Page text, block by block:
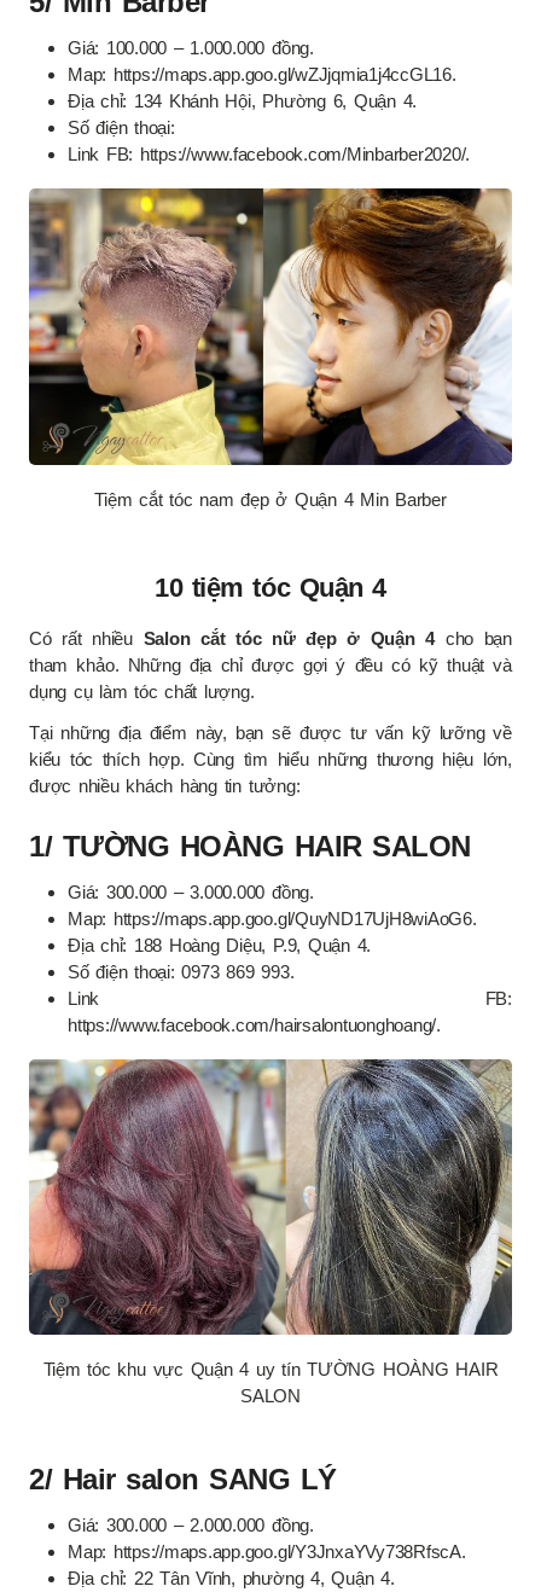
Giá: 100.000 – 1.000.000 đồng.
Map: https://maps.app.goo.gl/wZJjqmia1j4ccGL16.
Địa chỉ: 134 Khánh Hội, Phường 6, Quận 4.
Số điện thoại:
Link FB: https://www.facebook.com/Minbarber2020/.
Tiệm cắt tóc nam đẹp ở Quận 4 Min Barber
10 tiệm tóc Quận 4
Có rất nhiều Salon cắt tóc nữ đẹp ở Quận 4 cho bạn
tham khảo. Những địa chỉ được gợi ý đều có kỹ thuật và
dụng cụ làm tóc chất lượng.
Tại những địa điểm này, bạn sẽ được tư vấn kỹ lưỡng về
kiểu tóc thích hợp. Cùng tìm hiểu những thương hiệu lớn,
được nhiều khách hàng tin tưởng:
1/ TƯỜNG HOÀNG HAIR SALON
Giá: 300.000 – 3.000.000 đồng.
Map: https://maps.app.goo.gl/QuyND17UjH8wiAoG6.
Địa chỉ: 188 Hoàng Diệu, P.9, Quận 4.
Số điện thoại: 0973 869 993.
Link FB:
https://www.facebook.com/hairsalontuonghoang/.
Tiệm tóc khu vực Quận 4 uy tín TƯỜNG HOÀNG HAIR
SALON
2/ Hair salon SANG LÝ
Giá: 300.000 – 2.000.000 đồng.
Map: https://maps.app.goo.gl/Y3JnxaYVy738RfscA.
Địa chỉ: 22 Tân Vĩnh, phường 4, Quận 4.